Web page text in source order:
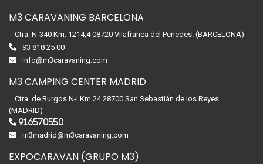
M3 CARAVANING BARCELONA
Ctra. N-340 Km. 1214,4 08720 Vilafranca del Penedes. (BARCELONA)
93 818 25 00
info@m3caravaning.com
M3 CAMPING CENTER MADRID
Ctra. de Burgos N-I Km.24 28700 San Sebastián de los Reyes
(MADRID)
916570550
m3madrid@m3caravaning.com
EXPOCARAVAN (GRUPO M3)